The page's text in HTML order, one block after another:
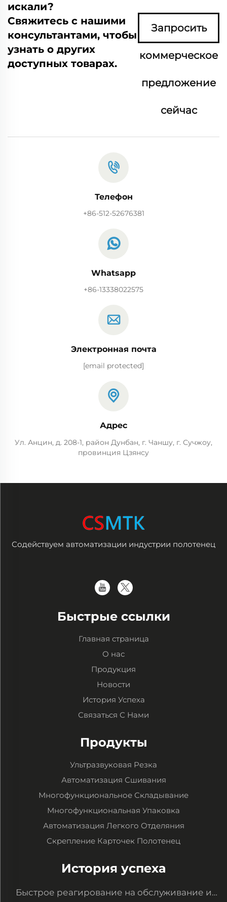
искали?
Свяжитесь с нашими
консультантами, чтобы
узнать о других
доступных товарах.
Запросить
коммерческое
предложение
сейчас
Телефон
+86-512-52676381
Whatsapp
+86-13338022575
Электронная почта
[email protected]
Адрес
Ул. Анцин, д. 208-1, район Дунбан, г. Чаншу, г. Сучжоу,
провинция Цзянсу
Содействуем автоматизации индустрии полотенец
Быстрые ссылки
Главная страница
О нас
Продукция
Новости
История Успеха
Связаться С Нами
Продукты
Ультразвуковая Резка
Автоматизация Сшивания
Многофункциональное Складывание
Многофункциональная Упаковка
Автоматизация Легкого Отделяния
Скрепление Карточек Полотенец
История успеха
Быстрое реагирование на обслуживание и